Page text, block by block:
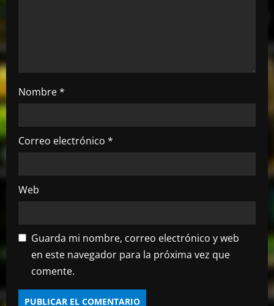
t
r
d
a
s
Nombre*
Correo electrónico *
Web
Guarda mi nombre, correo electrónico y web
en este navegador para la próxima vez que
comente.